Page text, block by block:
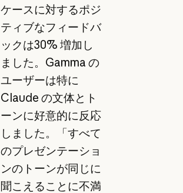
ケースに対するポジ
ティブなフィードバ
ックは30% 増加し
ました。Gamma の
ユーザーは特に
Claude の文体とト
ーンに好意的に反応
しました。「すべて
のプレゼンテーショ
ンのトーンが同じに
聞こえることに不満